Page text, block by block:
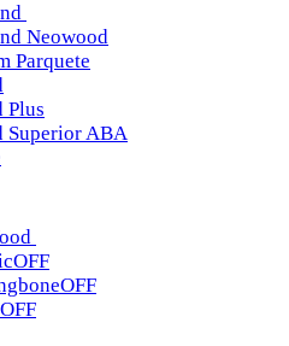
Neowood
Parquete
Plus
Superior ABA